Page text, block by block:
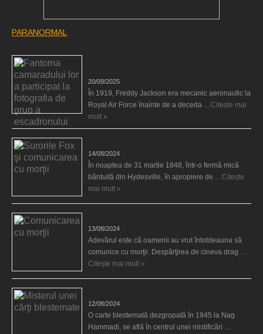
PARANORMAL
20/09/2025
În 1919, Freddy Jackson era mecanic aeronautic la
Royal Air Force înainte de a deceda …Citește mai
mult »
14/08/2024
În noaptea de 31 martie 1848, într-o fermă mică
bântuită din Hydesville, în apropiere de …Citește
mai mult »
13/08/2024
Adevărul este că oamenii au vrut întotdeauna să
comunice cu morţii. Despărţirea de cineva drag …
Citește mai mult »
12/08/2024
O carte blestemată dezgropată în 1945 la Nag
Hammadi, se află în centrul unei mistificări …